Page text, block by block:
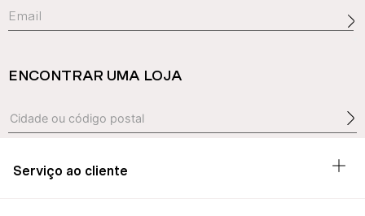
ENCONTRAR UMA LOJA
Serviço ao cliente